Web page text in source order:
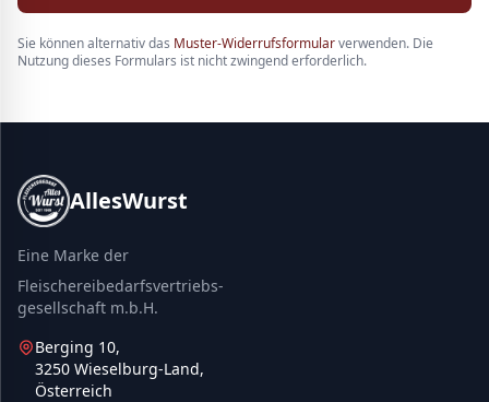
Sie können alternativ das Muster-Widerrufsformularverwenden. Die
Nutzung dieses Formulars ist nicht zwingend erforderlich.
AllesWurst
Eine Marke der
Fleischereibedarfsvertriebs-
gesellschaft m.b.H.
Berging 10,
3250 Wieselburg-Land,
Österreich